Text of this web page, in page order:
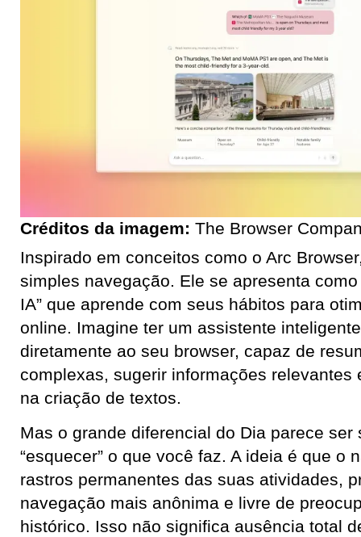
Créditos da imagem: The Browser
Inspirado em conceitos como o Arc
simples navegação. Ele se apresenta
IA” que aprende com seus hábitos para
online. Imagine ter um assistente
diretamente ao seu browser, capaz de
complexas, sugerir informações relevantes
na criação de textos.
Mas o grande diferencial do Dia parece ser
“esquecer” o que você faz. A ideia é que o
rastros permanentes das suas atividades,
navegação mais anônima e livre de
histórico. Isso não significa ausência total